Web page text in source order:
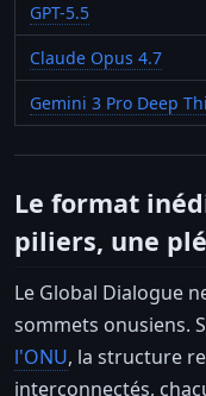
GPT-5.5
Claude Opus 4.7
Gemini 3 Pro Deep
Le format
piliers, une
Le Global Dialogue
sommets onusiens.
l'ONU, la structure
interconnectés,